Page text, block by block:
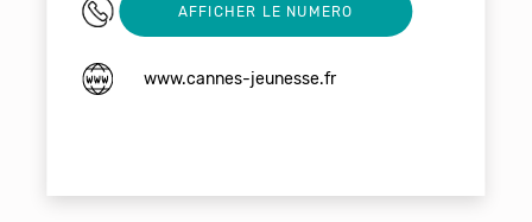
0492188888
AFFICHER LE NUMERO
www.cannes-jeunesse.fr